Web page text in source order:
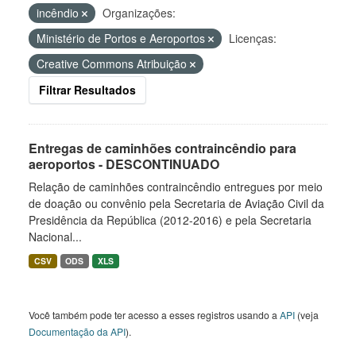
incêndio
Organizações:
Ministério de Portos e Aeroportos
Licenças:
Creative Commons Atribuição
Filtrar Resultados
Entregas de caminhões contraincêndio para
aeroportos - DESCONTINUADO
Relação de caminhões contraincêndio entregues por meio
de doação ou convênio pela Secretaria de Aviação Civil da
Presidência da República (2012-2016) e pela Secretaria
Nacional...
CSV ODS XLS
Você também pode ter acesso a esses registros usando a API (veja
Documentação da API).